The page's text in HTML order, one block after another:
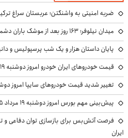
ضربه امنیتی به واشنگتن؛ عربستان سراغ
میدان نیلوفر؛ ۱۶۳ روز بعد از موشک باران دشمن متجاوز
پایان داستان هزار و یک شب پرسپولیس و
قیمت خودروهای ایران خودرو امروز دوشنبه ۱۹ مرداد ۱۴۰۵ + جدول
تغییر شدید قیمت خودروهای سایپا امروز دوشنبه ۱۹ مرداد ۱۴۰۵
پیش‌بینی مهم بورس امروز دوشنبه ۱۹ مرداد ۱۴۰۵
فرصت آتش‌بس برای بازسازی توان دفاعی
ایران